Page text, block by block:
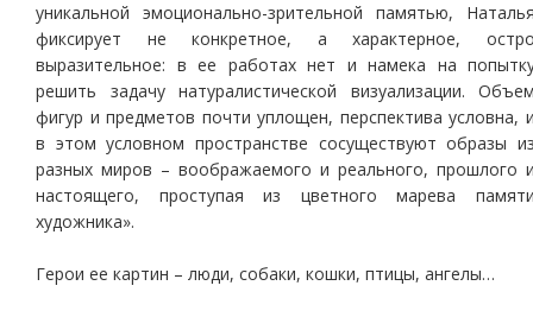
уникальной эмоционально-зрительной памятью,
фиксирует не конкретное, а характерное,
выразительное: в ее работах нет и намека на
решить задачу натуралистической визуализации.
фигур и предметов почти уплощен, перспектива условна,
в этом условном пространстве сосуществуют образы
разных миров – воображаемого и реального, прошлого
настоящего, проступая из цветного марева
художника».
Герои ее картин – люди, собаки, кошки, птицы, ангелы…